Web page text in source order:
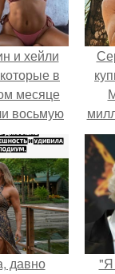
и хейли
в
месяце
восьмую
показали
фото с
давно
"Я